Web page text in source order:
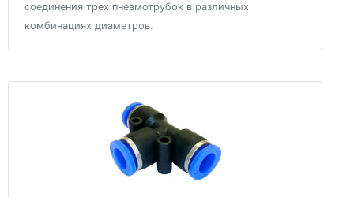
соединения трех пневмотрубок в различных
комбинациях диаметров.